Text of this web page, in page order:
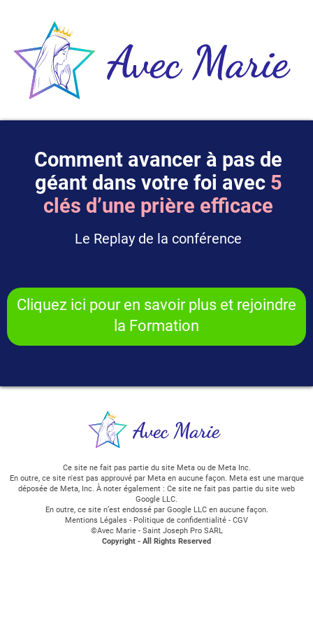
Comment avancer à pas de
géant dans votre foi avec5
clés d’une prière efficace
Le Replay de la conférence
Cliquez ici pour en savoir plus et rejoindre
la Formation
Ce site ne fait pas partie du site Meta ou de Meta Inc.
En outre, ce site n'est pas approuvé par Meta en aucune façon. Meta est une marque
déposée de Meta, Inc. À noter également : Ce site ne fait pas partie du site web
Google LLC.
En outre, ce site n’est endossé par Google LLC en aucune façon.
Mentions Légales - Politique de confidentialité - CGV
©Avec Marie - Saint Joseph Pro SARL
Copyright - All Rights Reserved